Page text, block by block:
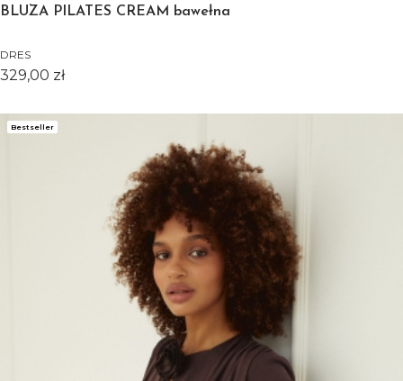
BLUZA PILATES CREAM bawełna
DRES
Cena
329,00 zł
Bestseller